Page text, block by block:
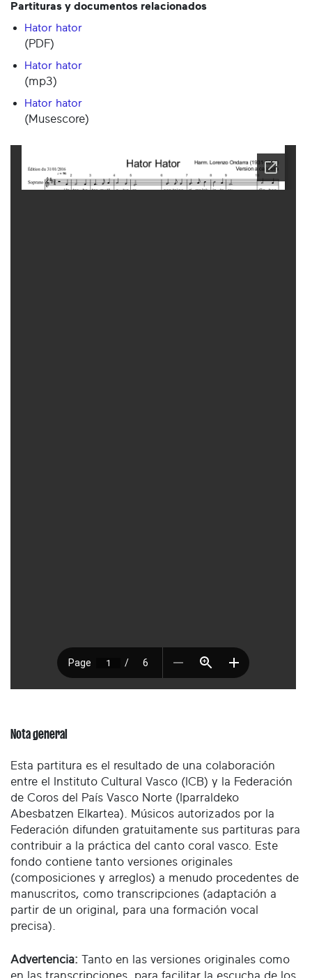
Partituras y documentos relacionados
Hator hator
(PDF)
Hator hator
(mp3)
Hator hator
(Musescore)
Nota general
Esta partitura es el resultado de una colaboración
entre el Instituto Cultural Vasco (ICB) y la Federación
de Coros del País Vasco Norte (Iparraldeko
Abesbatzen Elkartea). Músicos autorizados por la
Federación difunden gratuitamente sus partituras para
contribuir a la práctica del canto coral vasco. Este
fondo contiene tanto versiones originales
(composiciones y arreglos) a menudo procedentes de
manuscritos, como transcripciones (adaptación a
partir de un original, para una formación vocal
precisa).
Advertencia: Tanto en las versiones originales como
en las transcripciones, para facilitar la escucha de los